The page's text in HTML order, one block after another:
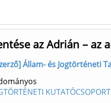
az Adrián – az
Állam- és Jogtörténeti